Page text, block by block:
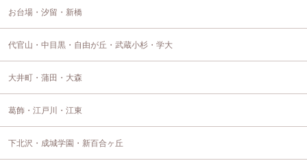
お台場・汐留・新橋
代官山・中目黒・自由が丘・武蔵小杉・学大
大井町・蒲田・大森
葛飾・江戸川・江東
下北沢・成城学園・新百合ヶ丘